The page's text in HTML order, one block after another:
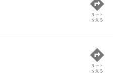
ルート
を見る
ルート
を見る